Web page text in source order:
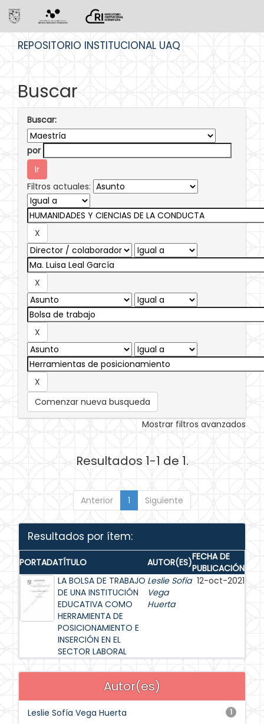
REPOSITORIO INSTITUCIONAL UAQ
Buscar
Buscar:
por
Filtros actuales:
Comenzar nueva busqueda
Mostrar filtros avanzados
Resultados 1-1 de 1.
Anterior 1 Siguiente
Resultados por ítem:
PORTADATÍTULO AUTOR(ES)FECHA DE
PUBLICACIÓN
LA BOLSA DE TRABAJO
DE UNA INSTITUCIÓN
EDUCATIVA COMO
HERRAMIENTA DE
POSICIONAMIENTO E
INSERCIÓN EN EL
SECTOR LABORAL
Leslie Sofía
Vega
Huerta
12-oct-2021
Autor(es)
1
Leslie Sofía Vega Huerta